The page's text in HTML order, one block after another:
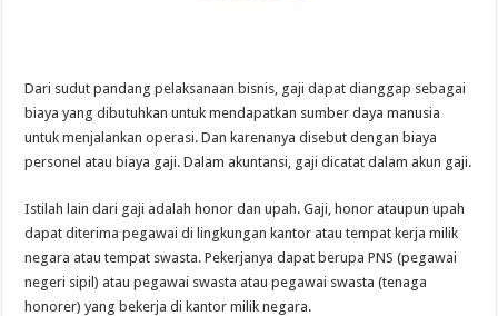
Dari sudut pandang pelaksanaan bisnis, gaji dapat dianggap sebagai
biaya yang dibutuhkan untuk mendapatkan sumber daya manusia
untuk menjalankan operasi. Dan karenanya disebut dengan biaya
personel atau biaya gaji. Dalam akuntansi, gaji dicatat dalam akun gaji.
Istilah lain dari gaji adalah honor dan upah. Gaji, honor ataupun upah
dapat diterima pegawai di lingkungan kantor atau tempat kerja milik
negara atau tempat swasta. Pekerjanya dapat berupa PNS (pegawai
negeri sipil) atau pegawai swasta atau pegawai swasta (tenaga
honorer) yang bekerja di kantor milik negara.